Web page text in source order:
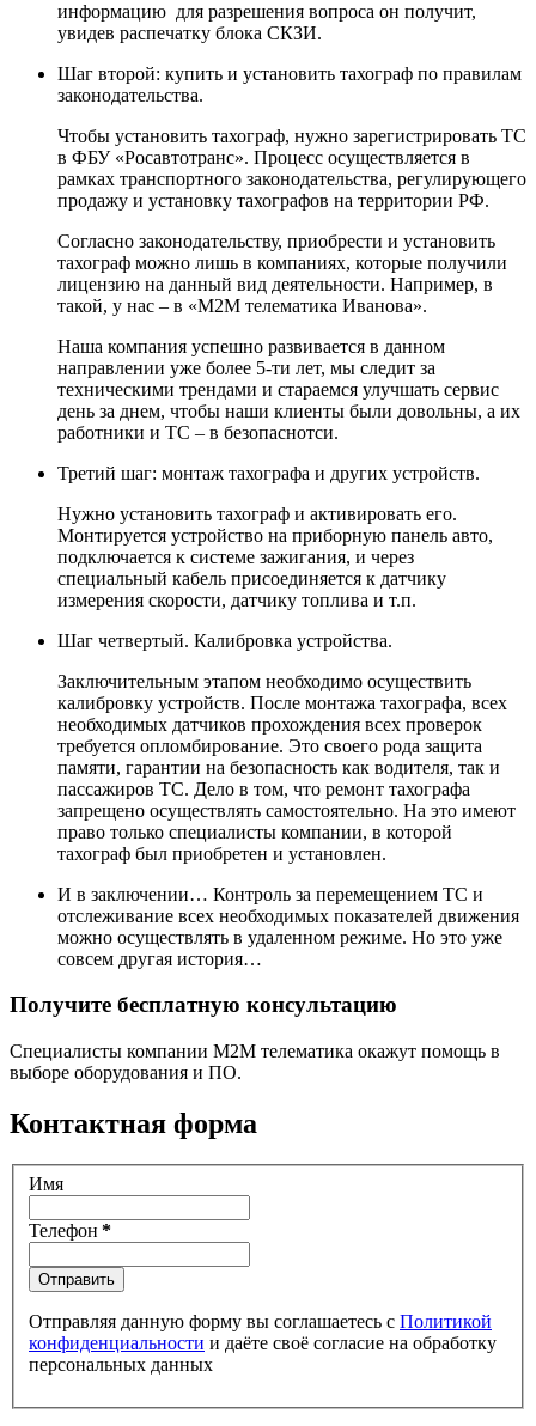
информацию для разрешения вопроса он получит,
увидев распечатку блока СКЗИ.
Шаг второй: купить и установить тахограф по правилам
законодательства.
Чтобы установить тахограф, нужно зарегистрировать ТС
в ФБУ «Росавтотранс». Процесс осуществляется в
рамках транспортного законодательства, регулирующего
продажу и установку тахографов на территории РФ.
Согласно законодательству, приобрести и установить
тахограф можно лишь в компаниях, которые получили
лицензию на данный вид деятельности. Например, в
такой, у нас – в «М2М телематика Иванова».
Наша компания успешно развивается в данном
направлении уже более 5-ти лет, мы следит за
техническими трендами и стараемся улучшать сервис
день за днем, чтобы наши клиенты были довольны, а их
работники и ТС – в безопаснотси.
Третий шаг: монтаж тахографа и других устройств.
Нужно установить тахограф и активировать его.
Монтируется устройство на приборную панель авто,
подключается к системе зажигания, и через
специальный кабель присоединяется к датчику
измерения скорости, датчику топлива и т.п.
Шаг четвертый. Калибровка устройства.
Заключительным этапом необходимо осуществить
калибровку устройств. После монтажа тахографа, всех
необходимых датчиков прохождения всех проверок
требуется опломбирование. Это своего рода защита
памяти, гарантии на безопасность как водителя, так и
пассажиров ТС. Дело в том, что ремонт тахографа
запрещено осуществлять самостоятельно. На это имеют
право только специалисты компании, в которой
тахограф был приобретен и установлен.
И в заключении… Контроль за перемещением ТС и
отслеживание всех необходимых показателей движения
можно осуществлять в удаленном режиме. Но это уже
совсем другая история…
Получите бесплатную консультацию
Специалисты компании М2М телематика окажут помощь в
выборе оборудования и ПО.
Контактная форма
Имя
Телефон *
Отправить
Отправляя данную форму вы соглашаетесь с Политикой
конфиденциальности и даёте своё согласие на обработку
персональных данных